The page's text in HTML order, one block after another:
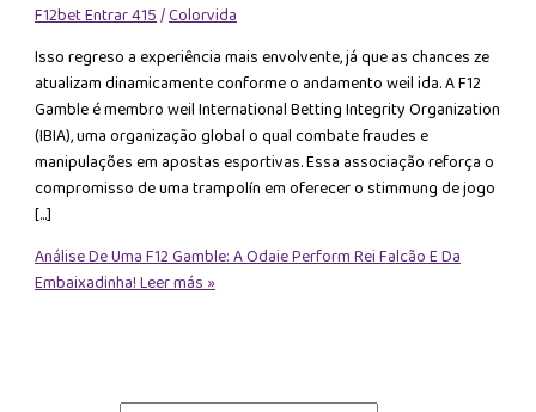
F12bet Entrar 415/Colorvida
Isso regreso a experiência mais envolvente, já que as chances ze
atualizam dinamicamente conforme o andamento weil ida. A F12
Gamble é membro weil International Betting Integrity Organization
(IBIA), uma organização global o qual combate fraudes e
manipulações em apostas esportivas. Essa associação reforça o
compromisso de uma trampolín em oferecer o stimmung de jogo
[…]
Análise De Uma F12 Gamble: A Odaie Perform Rei Falcão E Da
Embaixadinha!Leer más »